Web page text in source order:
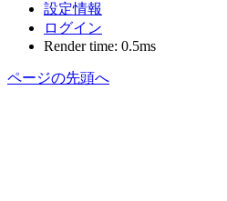
設定情報
ログイン
Render time: 0.5ms
ページの先頭へ